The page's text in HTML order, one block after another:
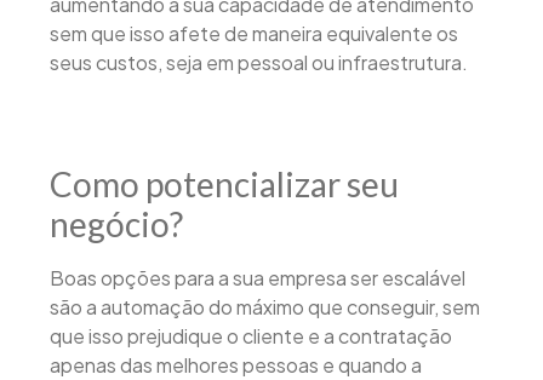
sem que isso afete de maneira equivalente os
seus custos, seja em pessoal ou infraestrutura.
Como potencializar seu
negócio?
Boas opções para a sua empresa ser escalável
são a automação do máximo que conseguir, sem
que isso prejudique o cliente e a contratação
apenas das melhores pessoas e quando a